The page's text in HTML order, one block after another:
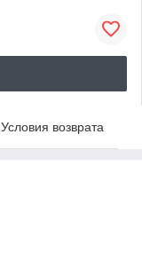
Условия возврата